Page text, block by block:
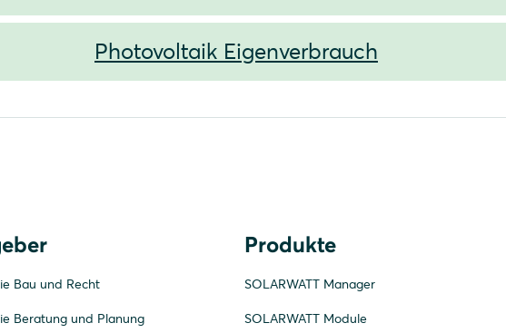
Photovoltaik Eigenverbrauch
Bau und Recht
Beratung und Planung
Produkte
SOLARWATT Manager
SOLARWATT Module